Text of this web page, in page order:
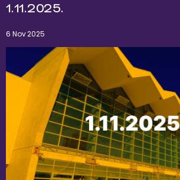
1.11.2025.
6 Nov 2025